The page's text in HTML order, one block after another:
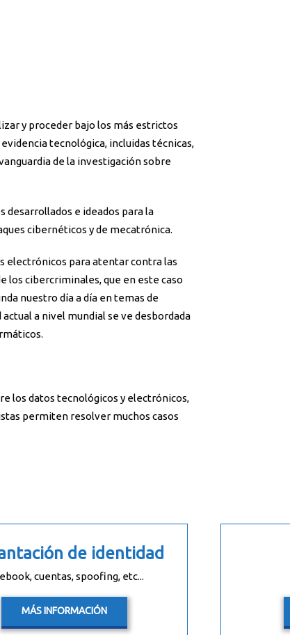
y proceder bajo los más estrictos
tecnológica, incluidas técnicas,
de la investigación sobre
e ideados para la
cibernéticos y de mecatrónica.
electrónicos para atentar contra las
los cibercriminales, que en este caso
nuestro día a día en temas de
a nivel mundial se ve desbordada
los datos tecnológicos y electrónicos,
permiten resolver muchos casos
de identidad
cuentas, spoofing, etc...
MÁS INFORMACIÓN